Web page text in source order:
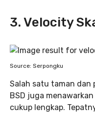
3. Velocity
Source: Serpongku
Salah satu taman dan
BSD juga
cukup lengkap.